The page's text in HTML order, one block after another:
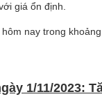
giá ổn định.
nay trong
1/11/2023: